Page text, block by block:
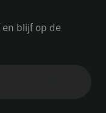
blijf op de